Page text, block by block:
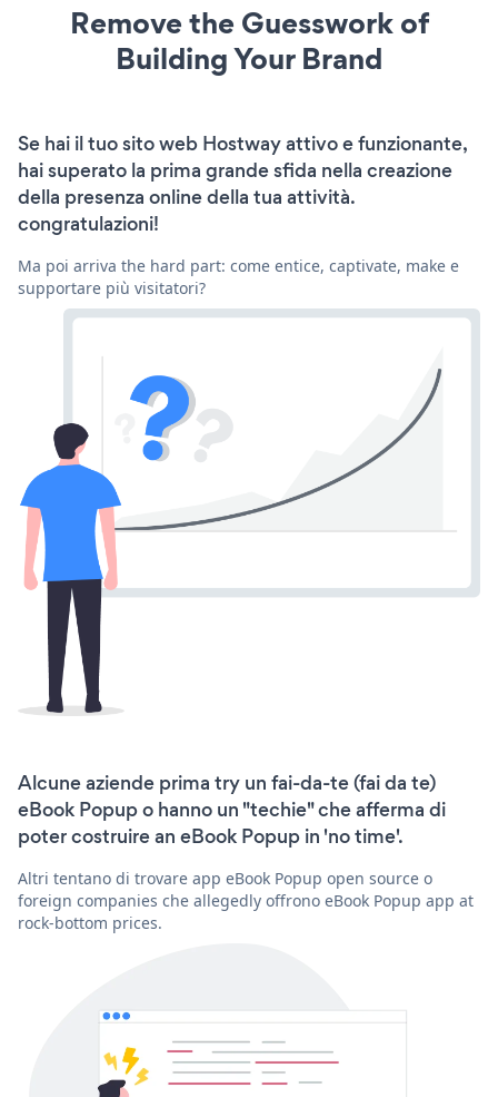
Remove the Guesswork of
Building Your Brand
Se hai il tuo sito web Hostway attivo e funzionante,
hai superato la prima grande sfida nella creazione
della presenza online della tua attività.
congratulazioni!
Ma poi arriva the hard part: come entice, captivate, make e
supportare più visitatori?
Alcune aziende prima try un fai-da-te (fai da te)
eBook Popup o hanno un "techie" che afferma di
poter costruire an eBook Popup in 'no time'.
Altri tentano di trovare app eBook Popup open source o
foreign companies che allegedly offrono eBook Popup app at
rock-bottom prices.